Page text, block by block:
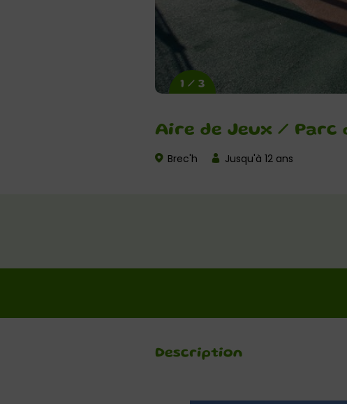
Aire de Jeux / Parc
Brec'h Jusqu'à 12 ans
1 / 3
Description